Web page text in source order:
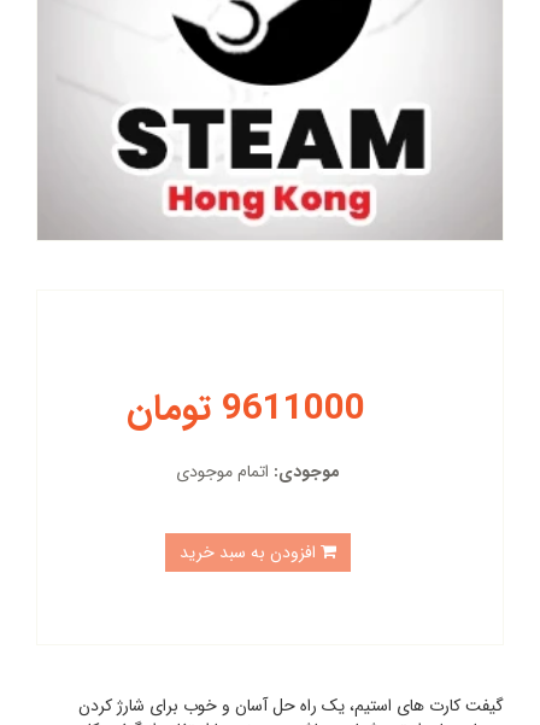
9611000 تومان
موجودی: اتمام موجودی
افزودن به سبد خرید
گیفت کارت های استیم، یک راه حل آسان و خوب برای شارژ کردن